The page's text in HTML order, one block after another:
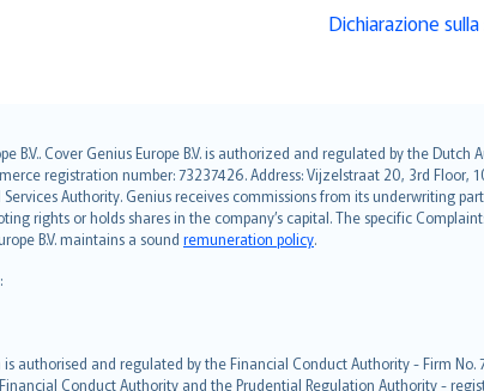
Dichiarazione
B.V.. Cover Genius Europe B.V. is authorized and regulated by the
registration number: 73237426. Address: Vijzelstraat 20, 3rd
Authority. Genius receives commissions from its underwriting
rights or holds shares in the company’s capital. The specific
B.V. maintains a sound remuneration policy.
authorised and regulated by the Financial Conduct Authority - Firm
Conduct Authority and the Prudential Regulation Authority -